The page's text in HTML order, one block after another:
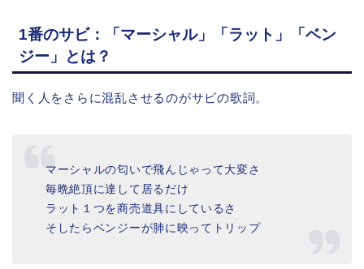
1番のサビ：「マーシャル」「ラット」「ベン
ジー」とは？
聞く人をさらに混乱させるのがサビの歌詞。
マーシャルの匂いで飛んじゃって大変さ
毎晩絶頂に達して居るだけ
ラット１つを商売道具にしているさ
そしたらベンジーが肺に映ってトリップ